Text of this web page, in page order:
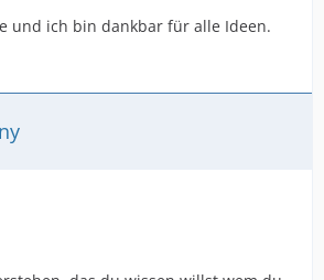
und ich bin dankbar für alle Ideen.